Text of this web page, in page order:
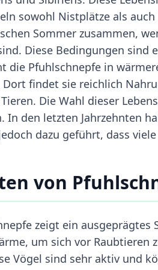
sowohl Nistplätze als
Sommer zusammen,
Diese Bedingungen sind
die Pfuhlschnepfe in
findet sie reichlich
Die Wahl dieser
In den letzten Jahrzehnten
dazu geführt, dass
von
zeigt ein
um sich vor Raubtieren
Vögel sind sehr aktiv und